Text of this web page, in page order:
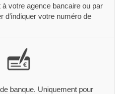
à votre agence bancaire ou par
d’indiquer votre numéro de
banque. Uniquement pour